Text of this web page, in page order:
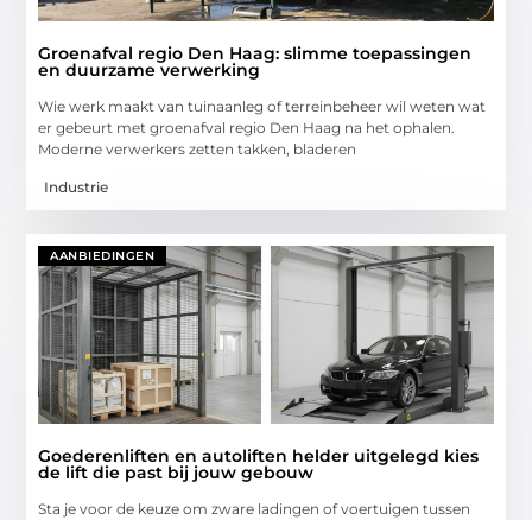
Groenafval regio Den Haag: slimme toepassingen
en duurzame verwerking
Wie werk maakt van tuinaanleg of terreinbeheer wil weten wat
er gebeurt met groenafval regio Den Haag na het ophalen.
Moderne verwerkers zetten takken, bladeren
Industrie
AANBIEDINGEN
Goederenliften en autoliften helder uitgelegd kies
de lift die past bij jouw gebouw
Sta je voor de keuze om zware ladingen of voertuigen tussen